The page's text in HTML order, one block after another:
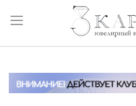
Skip
Content